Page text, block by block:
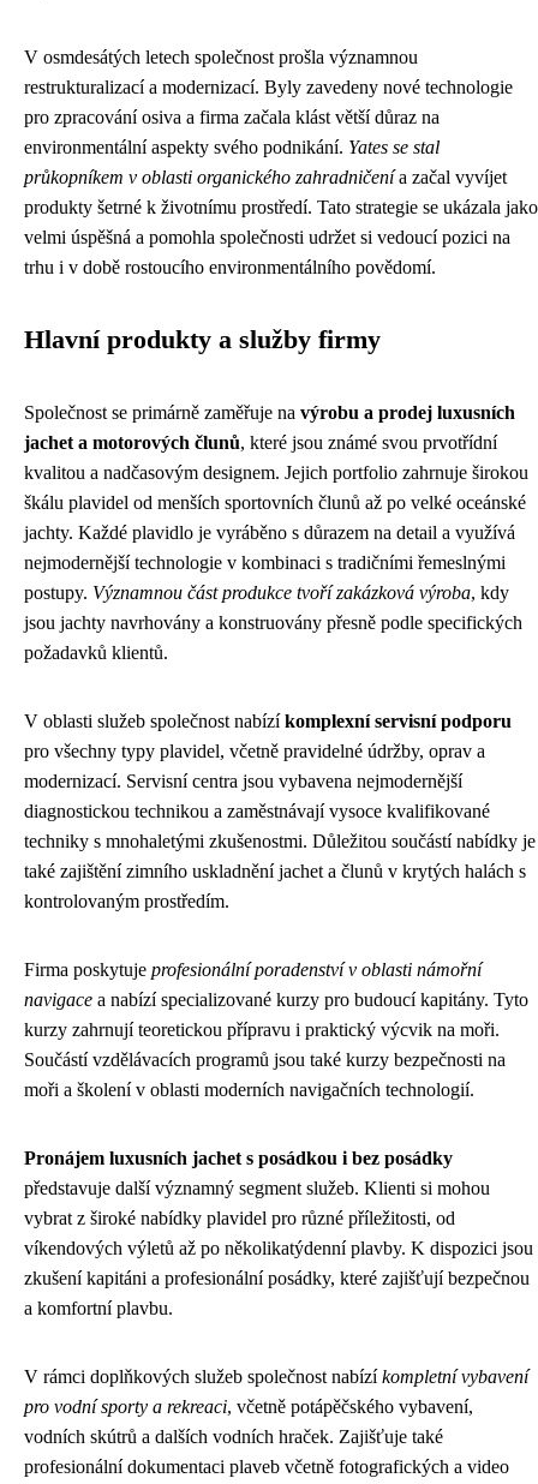
V osmdesátých letech společnost prošla významnou
restrukturalizací a modernizací. Byly zavedeny nové technologie
pro zpracování osiva a firma začala klást větší důraz na
environmentální aspekty svého podnikání. Yates se stal
průkopníkem v oblasti organického zahradničenía začal vyvíjet
produkty šetrné k životnímu prostředí. Tato strategie se ukázala jako
velmi úspěšná a pomohla společnosti udržet si vedoucí pozici na
trhu i v době rostoucího environmentálního povědomí.
Hlavní produkty a služby firmy
Společnost se primárně zaměřuje na výrobu a prodej luxusních
jachet a motorových člunů, které jsou známé svou prvotřídní
kvalitou a nadčasovým designem. Jejich portfolio zahrnuje širokou
škálu plavidel od menších sportovních člunů až po velké oceánské
jachty. Každé plavidlo je vyráběno s důrazem na detail a využívá
nejmodernější technologie v kombinaci s tradičními řemeslnými
postupy. Významnou část produkce tvoří zakázková výroba, kdy
jsou jachty navrhovány a konstruovány přesně podle specifických
požadavků klientů.
V oblasti služeb společnost nabízíkomplexní servisní podporu
pro všechny typy plavidel, včetně pravidelné údržby, oprav a
modernizací. Servisní centra jsou vybavena nejmodernější
diagnostickou technikou a zaměstnávají vysoce kvalifikované
techniky s mnohaletými zkušenostmi. Důležitou součástí nabídky je
také zajištění zimního uskladnění jachet a člunů v krytých halách s
kontrolovaným prostředím.
Firma poskytuje profesionální poradenství v oblasti námořní
navigace a nabízí specializované kurzy pro budoucí kapitány. Tyto
kurzy zahrnují teoretickou přípravu i praktický výcvik na moři.
Součástí vzdělávacích programů jsou také kurzy bezpečnosti na
moři a školení v oblasti moderních navigačních technologií.
Pronájem luxusních jachet s posádkou i bez posádky
představuje další významný segment služeb. Klienti si mohou
vybrat z široké nabídky plavidel pro různé příležitosti, od
víkendových výletů až po několikatýdenní plavby. K dispozici jsou
zkušení kapitáni a profesionální posádky, které zajišťují bezpečnou
a komfortní plavbu.
V rámci doplňkových služeb společnost nabízíkompletní vybavení
pro vodní sporty a rekreaci, včetně potápěčského vybavení,
vodních skútrů a dalších vodních hraček. Zajišťuje také
profesionální dokumentaci plaveb včetně fotografických a video